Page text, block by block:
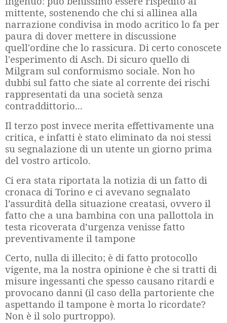
mittente, sostenendo che chi si allinea alla
narrazione condivisa in modo acritico lo fa per
paura di dover mettere in discussione
quell'ordine che lo rassicura. Di certo conoscete
l'esperimento di Asch. Di sicuro quello di
Milgram sul conformismo sociale. Non ho
dubbi sul fatto che siate al corrente dei rischi
rappresentati da una società senza
contraddittorio...
Il terzo post invece merita effettivamente una
critica, e infatti è stato eliminato da noi stessi
su segnalazione di un utente un giorno prima
del vostro articolo.
Ci era stata riportata la notizia di un fatto di
cronaca di Torino e ci avevano segnalato
l’assurdità della situazione creatasi, ovvero il
fatto che a una bambina con una pallottola in
testa ricoverata d’urgenza venisse fatto
preventivamente il tampone
Certo, nulla di illecito; è di fatto protocollo
vigente, ma la nostra opinione è che si tratti di
misure ingessanti che spesso causano ritardi e
provocano danni (il caso della partoriente che
aspettando il tampone è morta lo ricordate?
Non è il solo purtroppo).